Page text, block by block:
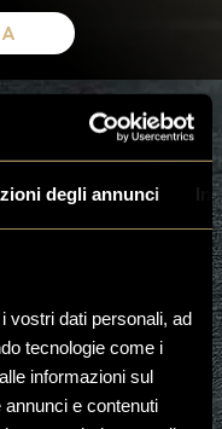
degli annunci
vostri dati personali, ad
tecnologie come i
informazioni sul
e contenuti
ЭМИЛИИ